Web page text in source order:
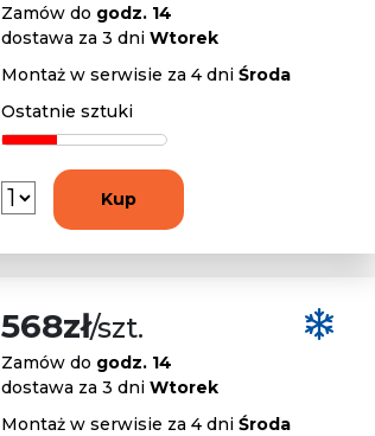
Zamów do godz. 14
dostawa za 3 dni Wtorek
Montaż w serwisie za 4 dni Środa
Ostatnie sztuki
Kup
568zł/szt.
Zamów do godz. 14
dostawa za 3 dni Wtorek
Montaż w serwisie za 4 dni Środa